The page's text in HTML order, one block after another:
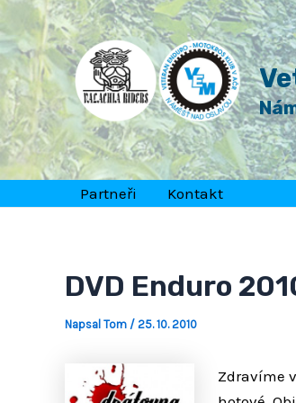
Přeskočit
na
obsah
Partneři Kontakt
DVD Enduro
Napsal Tom / 25. 10. 2010
Zdravíme
Post
navigation